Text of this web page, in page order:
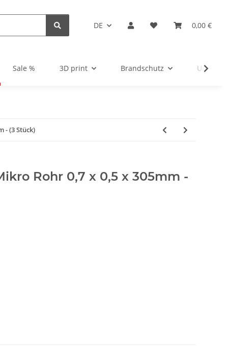
DE 0,00 €
Sale % 3D print Brandschutz
- (3 Stück)
Rohr 0,7 x 0,5 x 305mm -